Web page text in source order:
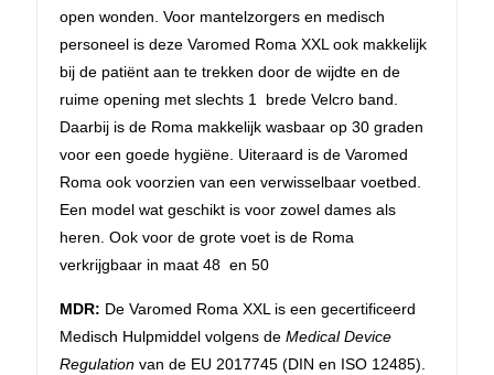
open wonden. Voor mantelzorgers en medisch
personeel is deze Varomed Roma XXL ook makkelijk
bij de patiënt aan te trekken door de wijdte en de
ruime opening met slechts 1 brede Velcro band.
Daarbij is de Roma makkelijk wasbaar op 30 graden
voor een goede hygiëne. Uiteraard is de Varomed
Roma ook voorzien van een verwisselbaar voetbed.
Een model wat geschikt is voor zowel dames als
heren. Ook voor de grote voet is de Roma
verkrijgbaar in maat 48 en 50
MDR: De Varomed Roma XXL is een gecertificeerd
Medisch Hulpmiddel volgens de Medical Device
Regulation van de EU 2017745 (DIN en ISO 12485).